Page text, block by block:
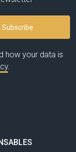
how your data is
.